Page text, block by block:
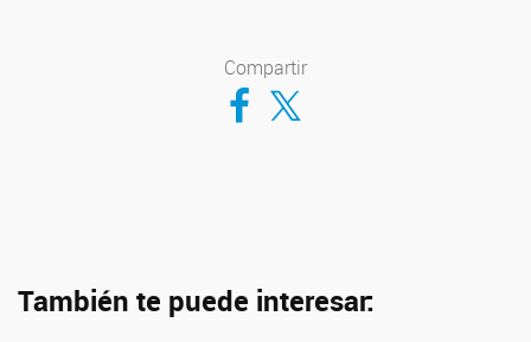
Compartir
Compartir en Facebook
Compartir en Twitter
También te puede interesar: